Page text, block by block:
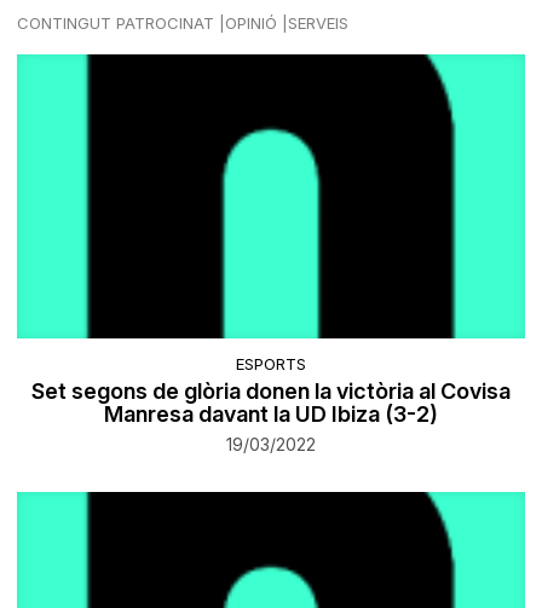
CONTINGUT PATROCINAT OPINIÓ SERVEIS
ESPORTS
Set segons de glòria donen la victòria al Covisa
Manresa davant la UD Ibiza (3-2)
19/03/2022